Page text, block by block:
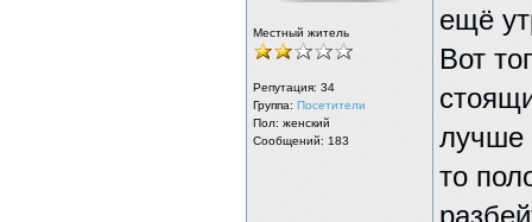
Местный житель
Репутация: 34
Группа: Посетители
Пол: женский
Сообщений: 183
ещё
Вот
лучше
то